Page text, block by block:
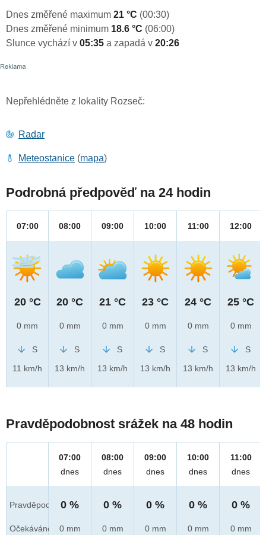
Dnes změřené maximum 21 °C (00:30)
Dnes změřené minimum 18.6 °C (06:00)
Slunce vychází v 05:35 a zapadá v 20:26
Nepřehlédněte z lokality Rozseč:
Radar
Meteostanice (mapa)
Podrobná předpověď na 24 hodin
07:00
20 °C
0 mm
S
11 km/h
08:00
20 °C
0 mm
S
13 km/h
09:00
21 °C
0 mm
S
13 km/h
10:00
23 °C
0 mm
S
13 km/h
11:00
24 °C
0 mm
S
13 km/h
12:00
25 °C
0 mm
S
13 km/h
Pravděpodobnost srážek na 48 hodin
Pravděpod.
Očekáváno
07:00
dnes
0 %
0 mm
08:00
dnes
0 %
0 mm
09:00
dnes
0 %
0 mm
10:00
dnes
0 %
0 mm
11:00
dnes
0 %
0 mm